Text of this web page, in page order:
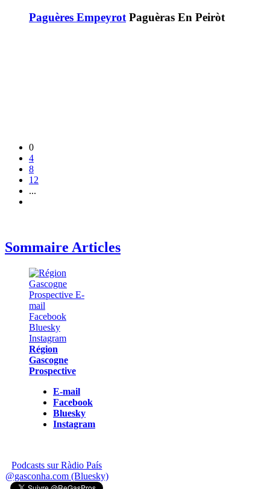
Paguères Empeyrot Paguèras En Peiròt
0
4
8
12
...
Sommaire Articles
Région
Gascogne
Prospective
E-mail
Facebook
Bluesky
Instagram
Podcasts sur Ràdio País
@gasconha.com (Bluesky)